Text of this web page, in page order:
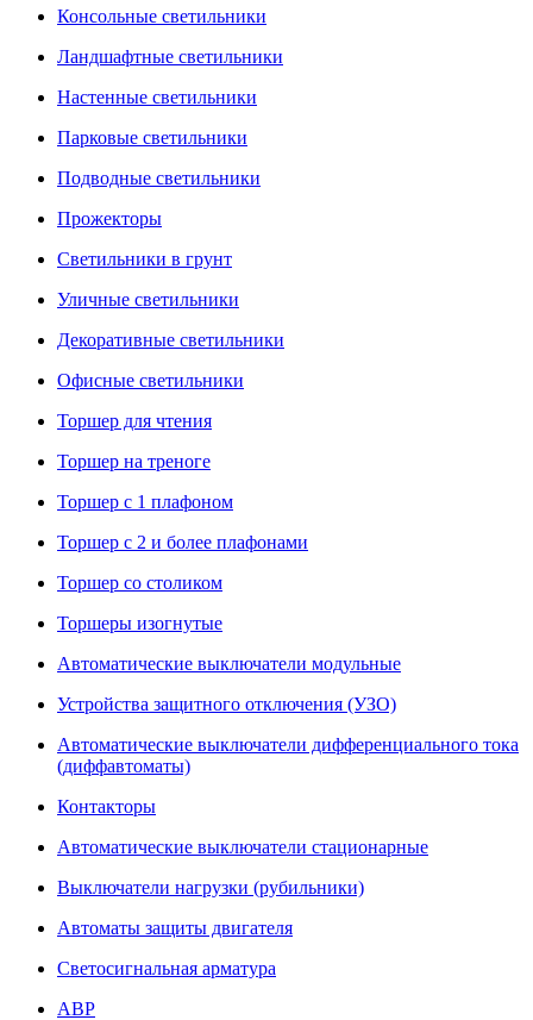
Консольные светильники
Ландшафтные светильники
Настенные светильники
Парковые светильники
Подводные светильники
Прожекторы
Светильники в грунт
Уличные светильники
Декоративные светильники
Офисные светильники
Торшер для чтения
Торшер на треноге
Торшер с 1 плафоном
Торшер с 2 и более плафонами
Торшер со столиком
Торшеры изогнутые
Автоматические выключатели модульные
Устройства защитного отключения (УЗО)
Автоматические выключатели дифференциального тока
(диффавтоматы)
Контакторы
Автоматические выключатели стационарные
Выключатели нагрузки (рубильники)
Автоматы защиты двигателя
Светосигнальная арматура
АВР